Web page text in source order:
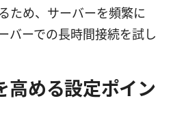
ため、サーバーを頻繁に
バーでの長時間接続を試し
高める設定ポイン